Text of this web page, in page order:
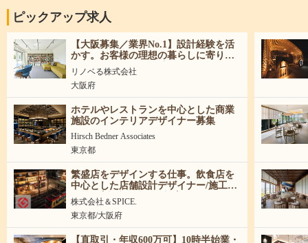
ピックアップ求人
【大阪募集／業界No.1】設計経験を活
かす。お客様の理想の暮らしに寄り添
うリノベーション設計職
リノベる株式会社
大阪府
ホテルやレストランを中心とした商業
施設のインテリアデザイナー募集
Hirsch Bedner Associates
東京都
繁盛店をデザインする仕事。飲食店を
中心とした店舗設計デザイナー/施工管
理募集│新卒・中途歓迎│
株式会社＆SPICE.
東京都/大阪府
【直取引・年収600万可】10時半始業・